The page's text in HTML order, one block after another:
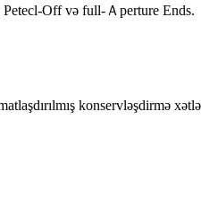
Petecl-Off və full-Ａperture Ends.
konservləşdirmə